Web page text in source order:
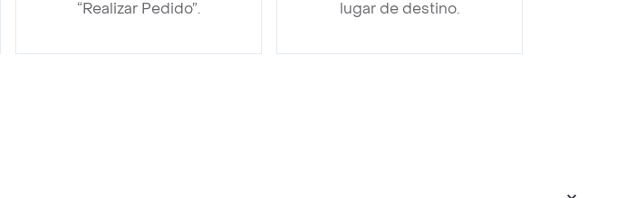
“Realizar Pedido”.
lugar de destino.